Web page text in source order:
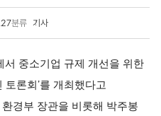
#7 un
분류 기사
중소기업 규제 개선을 위한
토론회’를 개최했다고
경부 장관을 비롯해 박주봉